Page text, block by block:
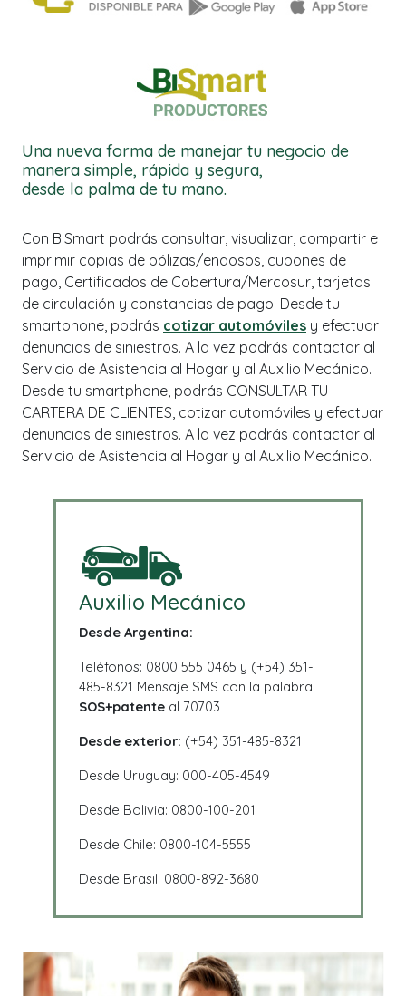
Una nueva forma de manejar tu negocio de
manera simple, rápida y segura,
desde la palma de tu mano.
Con BiSmart podrás consultar, visualizar, compartir e
imprimir copias de pólizas/endosos, cupones de
pago, Certificados de Cobertura/Mercosur, tarjetas
de circulación y constancias de pago. Desde tu
smartphone, podrás cotizar automóviles y efectuar
denuncias de siniestros. A la vez podrás contactar al
Servicio de Asistencia al Hogar y al Auxilio Mecánico.
Desde tu smartphone, podrás CONSULTAR TU
CARTERA DE CLIENTES, cotizar automóviles y efectuar
denuncias de siniestros. A la vez podrás contactar al
Servicio de Asistencia al Hogar y al Auxilio Mecánico.
Auxilio Mecánico
Desde Argentina:
Teléfonos: 0800 555 0465 y (+54) 351-
485-8321 Mensaje SMS con la palabra
SOS+patente al 70703
Desde exterior: (+54) 351-485-8321
Desde Uruguay: 000-405-4549
Desde Bolivia: 0800-100-201
Desde Chile: 0800-104-5555
Desde Brasil: 0800-892-3680